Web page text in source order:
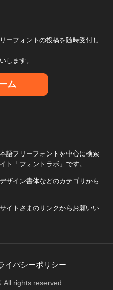
ーフォントの投稿を随時受付し
します。
ム
語フリーフォントを中心に検索
ト「フォントラボ」です。
ザイン書体などのカテゴリから
イトさまのリンクからお願いい
イバシーポリシー
rights reserved.